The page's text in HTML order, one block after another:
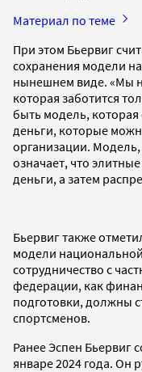
Материал по теме
При этом Бьервиг
сохранения модели
нынешнем виде. «Мы
которая заботится
быть модель, которая
деньги, которые
организации.
означает, что
деньги, а затем
Бьервиг также
модели
сотрудничество с
федерации, как
подготовки, должны
спортсменов.
Ранее Эспен Бьервиг
январе 2024 года. Он